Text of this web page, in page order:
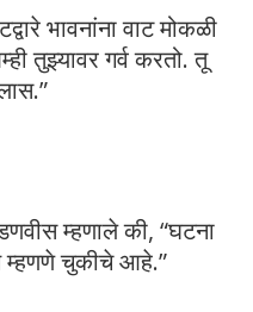
भावनांना वाट मोकळी
तुझ्यावर गर्व करतो. तू
म्हणाले की, “घटना
म्हणणे चुकीचे आहे.”